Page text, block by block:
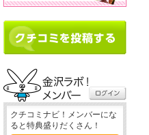
クチコミナビ！メンバーにな
ると特典盛りだくさん！